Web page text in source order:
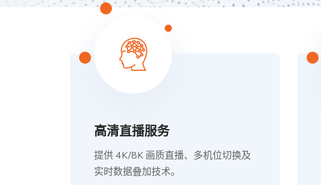
高清直播服务
提供 4K/8K 画质直播、多机位切换及
实时数据叠加技术。